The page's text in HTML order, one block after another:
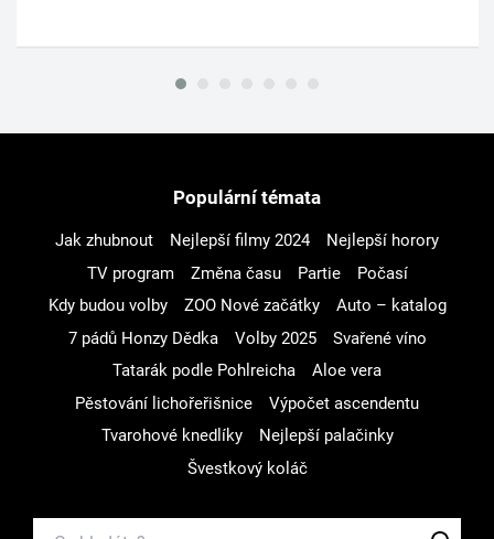
Populární témata
Jak zhubnout Nejlepší filmy 2024
Nejlepší horory
TV program
Změna času Partie
Počasí
Kdy budou volby
ZOO Nové začátky
Auto – katalog
7 pádů Honzy Dědka
Volby 2025
Svařené víno
Tatarák podle Pohlreicha
Aloe vera
Pěstování lichořeřišnice
Výpočet ascendentu
Tvarohové knedlíky
Nejlepší palačinky
Švestkový koláč